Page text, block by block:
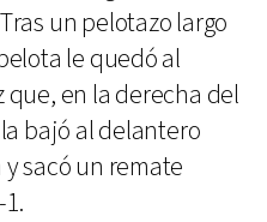
un pelotazo largo
le quedó al
que, en la derecha del
bajó al delantero
sacó un remate